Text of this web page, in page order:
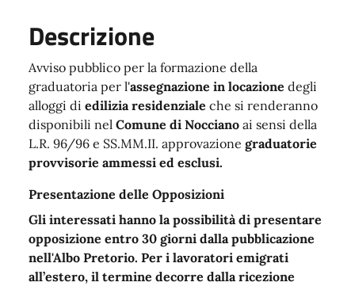
Descrizione
Avviso pubblico per la formazione della
graduatoria per l'assegnazione in locazione degli
alloggi di edilizia residenziale che si renderanno
disponibili nel Comune di Nocciano ai sensi della
L.R. 96/96 e SS.MM.II. approvazione graduatorie
provvisorie ammessi ed esclusi.
Presentazione delle Opposizioni
Gli interessati hanno la possibilità di presentare
opposizione entro 30 giorni dalla pubblicazione
nell'Albo Pretorio. Per i lavoratori emigrati
all’estero, il termine decorre dalla ricezione